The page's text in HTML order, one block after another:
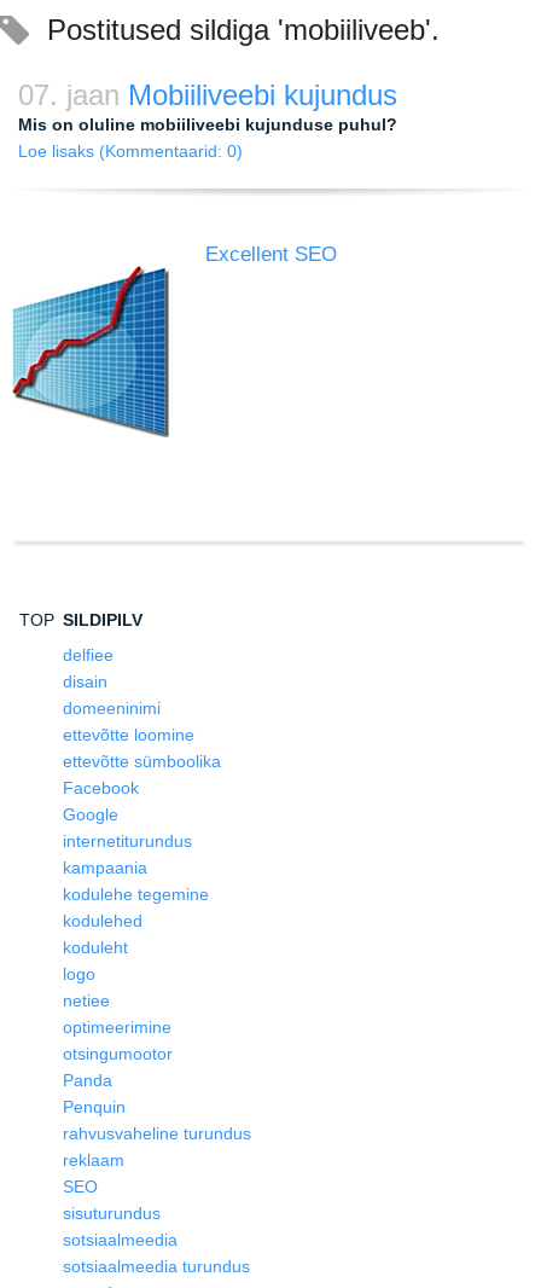
Postitused sildiga 'mobiiliveeb'.
07. jaan Mobiiliveebi kujundus
Mis on oluline mobiiliveebi kujunduse puhul?
Loe lisaks (Kommentaarid: 0)
Excellent SEO
TOP SILDIPILV
delfiee
disain
domeeninimi
ettevõtte loomine
ettevõtte sümboolika
Facebook
Google
internetiturundus
kampaania
kodulehe tegemine
kodulehed
koduleht
logo
netiee
optimeerimine
otsingumootor
Panda
Penquin
rahvusvaheline turundus
reklaam
SEO
sisuturundus
sotsiaalmeedia
sotsiaalmeedia turundus